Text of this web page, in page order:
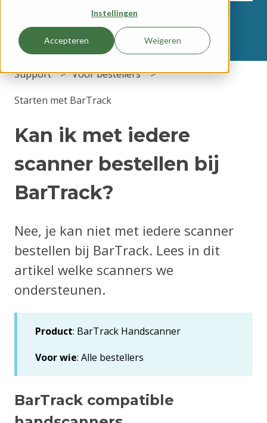
Instellingen
Accepteren Weigeren
Er zijn geen suggesties want het zoekveld is leeg.
Support Voor bestellers
Starten met BarTrack
Kan ik met iedere
scanner bestellen bij
BarTrack?
Nee, je kan niet met iedere scanner
bestellen bij BarTrack. Lees in dit
artikel welke scanners we
ondersteunen.
Product: BarTrack Handscanner
Voor wie: Alle bestellers
BarTrack compatible